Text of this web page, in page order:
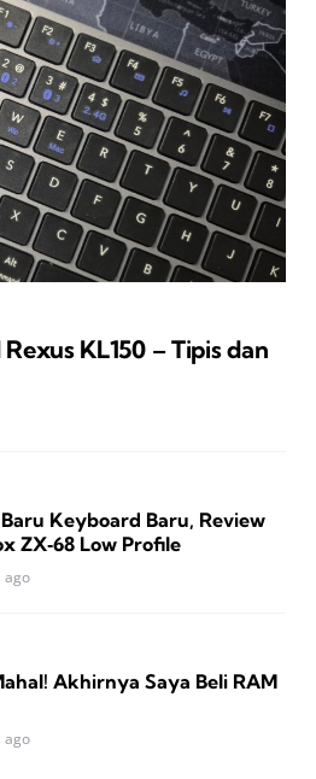
KL150 – Tipis dan
Keyboard Baru, Review
ZX‑68 Low Profile
ago
Akhirnya Saya Beli RAM
ago